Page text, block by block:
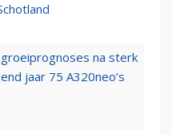
na sterk
jaar 75 A320neo’s